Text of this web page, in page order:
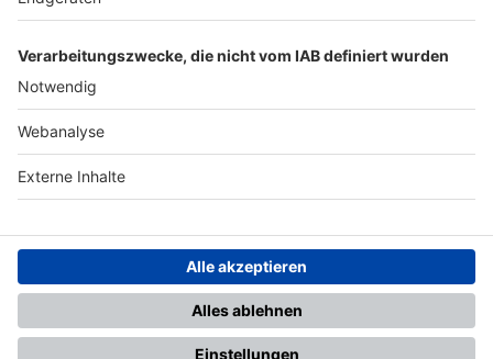
SFV DFB
Nutzungsbedingungen Datenschutz Impressum
Ihr Gerät wird möglicherweise
nicht vollständig unterstützt.
Für die beste Nutzung empfehlen
wir ein kompatibles Gerät oder